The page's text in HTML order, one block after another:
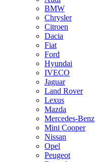
BMW
Chrysler
Citroen
Dacia
Fiat
Ford
Hyundai
IVECO
Jaguar
Land Rover
Lexus
Mazda
Mercedes-Benz
Mini Cooper
Nissan
Opel
Peugeot